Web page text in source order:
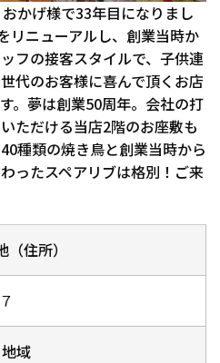
かげ様で33年目になりまし
リニューアルし、創業当時か
フの接客スタイルで、子供連
代のお客様に喜んで頂くお店
。夢は創業50周年。会社の打
ただける当店2階のお座敷も
種類の焼き鳥と創業当時から
ったスペアリブは格別！ご来
（住所）
地域